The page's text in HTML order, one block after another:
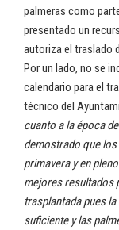
palmeras como
presentado un
autoriza el traslado
Por un lado, no se
calendario para el
técnico del
cuanto a la época
demostrado que
primavera y en
mejores resultados
trasplantada pues
suficiente y las